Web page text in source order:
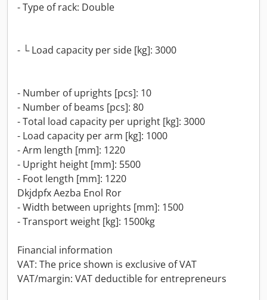
- Type of rack: Double
- └ Load capacity per side [kg]: 3000
- Number of uprights [pcs]: 10
- Number of beams [pcs]: 80
- Total load capacity per upright [kg]: 3000
- Load capacity per arm [kg]: 1000
- Arm length [mm]: 1220
- Upright height [mm]: 5500
- Foot length [mm]: 1220
Dkjdpfx Aezba Enol Ror
- Width between uprights [mm]: 1500
- Transport weight [kg]: 1500kg
Financial information
VAT: The price shown is exclusive of VAT
VAT/margin: VAT deductible for entrepreneurs